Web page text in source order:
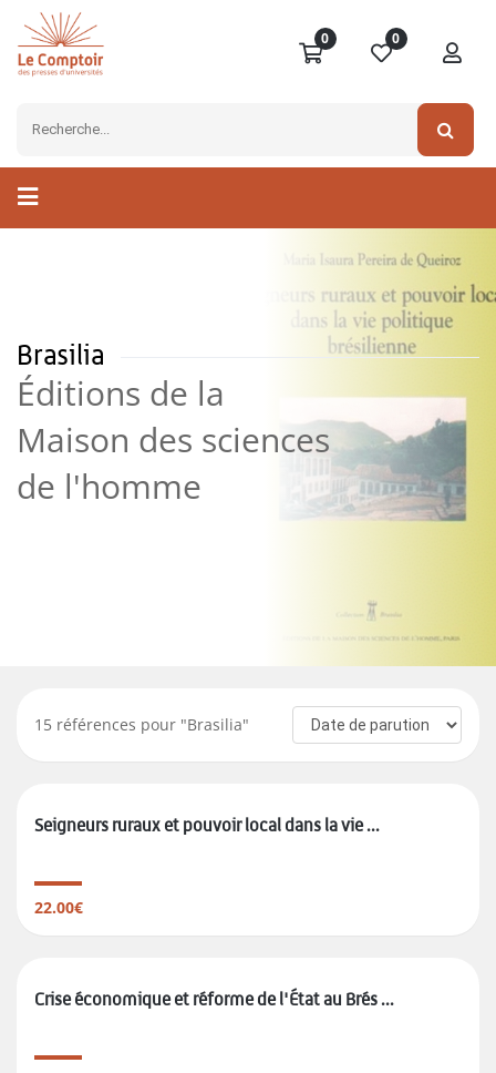
0 0
Brasilia
Éditions de la
Maison des sciences
de l'homme
15 références pour "Brasilia"
Seigneurs ruraux et pouvoir local dans la vie ...
22.00€
Crise économique et réforme de l'État au Brés ...